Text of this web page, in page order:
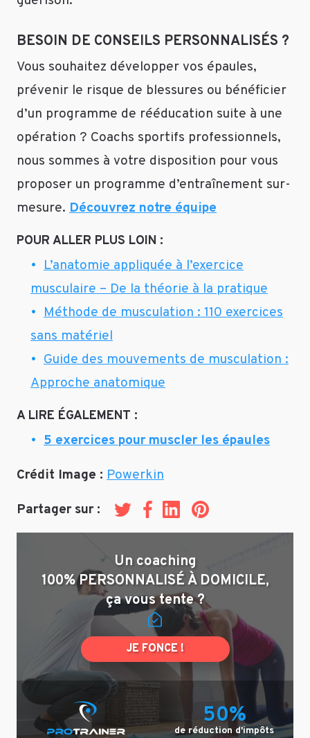
BESOIN DE CONSEILS PERSONNALISÉS ?
Vous souhaitez développer vos épaules,
prévenir le risque de blessures ou bénéficier
d’un programme de rééducation suite à une
opération ? Coachs sportifs professionnels,
nous sommes à votre disposition pour vous
proposer un programme d’entraînement sur-
mesure. Découvrez notre équipe
POUR ALLER PLUS LOIN :
L’anatomie appliquée à l’exercice
musculaire – De la théorie à la pratique
Méthode de musculation : 110 exercices
sans matériel
Guide des mouvements de musculation :
Approche anatomique
A LIRE ÉGALEMENT :
5 exercices pour muscler les épaules
Crédit Image : Powerkin
Partager sur : TwitterFacebook
LinkedInPinterest
Un coaching
100% PERSONNALISÉ À DOMICILE,
ça vous tente ?
JE FONCE !
50%
de réduction d'impôts